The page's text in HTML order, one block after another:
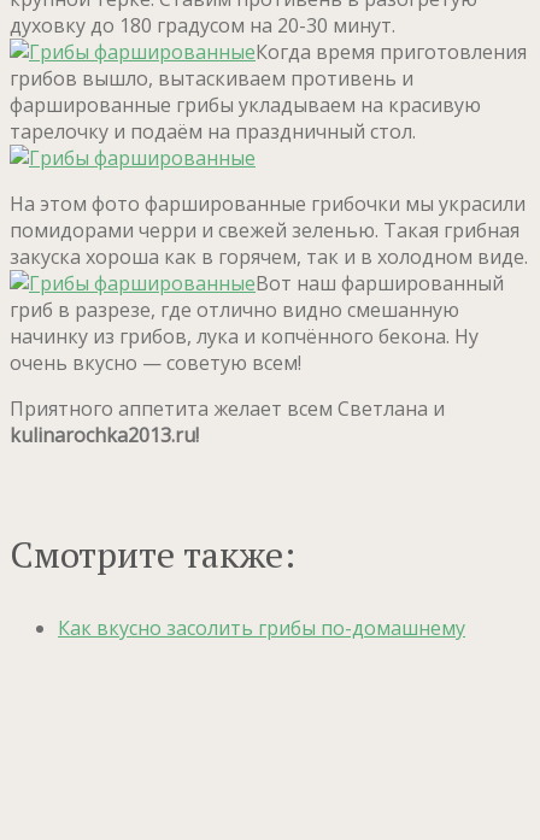
духовку до 180 градусом на 20-30 минут.
Когда время приготовления
грибов вышло, вытаскиваем противень и
фаршированные грибы укладываем на красивую
тарелочку и подаём на праздничный стол.
На этом фото фаршированные грибочки мы украсили
помидорами черри и свежей зеленью. Такая грибная
закуска хороша как в горячем, так и в холодном виде.
Вот наш фаршированный
гриб в разрезе, где отлично видно смешанную
начинку из грибов, лука и копчённого бекона. Ну
очень вкусно — советую всем!
Приятного аппетита желает всем Светлана и
kulinarochka2013.ru!
Смотрите также:
Как вкусно засолить грибы по-домашнему